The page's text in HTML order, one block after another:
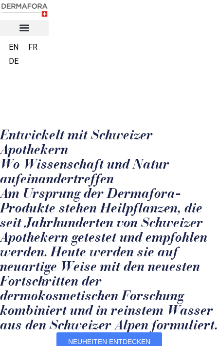
EN
FR
DE
Entwickelt mit Schweizer
Apothekern
Wo Wissenschaft und Natur
aufeinandertreffen
Am Ursprung der Dermafora-
Produkte stehen Heilpflanzen, die
seit Jahrhunderten von Schweizer
Apothekern getestet und empfohlen
werden. Heute werden sie auf
neuartige Weise mit den neuesten
Fortschritten der
dermokosmetischen Forschung
kombiniert und in reinstem Wasser
aus den Schweizer Alpen formuliert.
NEUHEITEN ENTDECKEN